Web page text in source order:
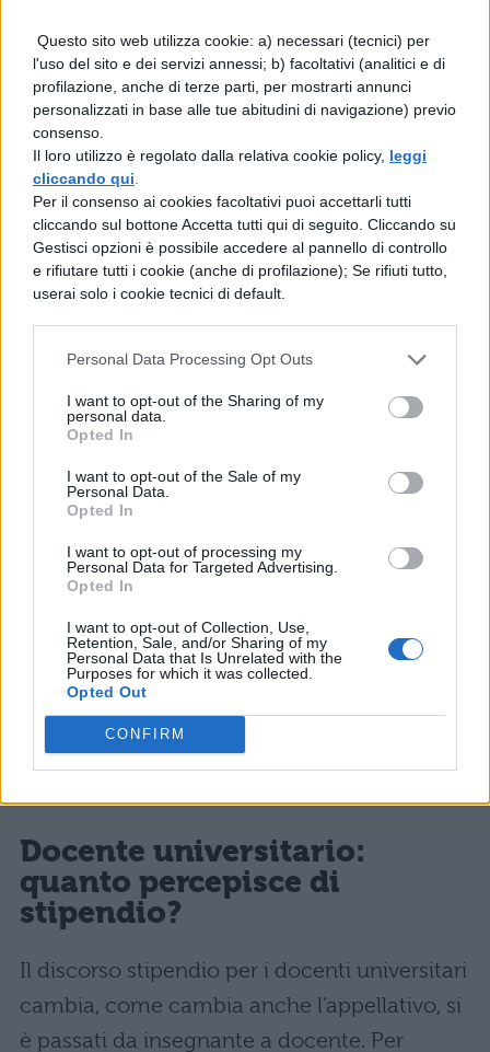
Questo sito web utilizza cookie: a) necessari (tecnici) per
l'uso del sito e dei servizi annessi; b) facoltativi (analitici e di
profilazione, anche di terze parti, per mostrarti annunci
personalizzati in base alle tue abitudini di navigazione) previo
consenso.
Il loro utilizzo è regolato dalla relativa cookie policy, leggi
cliccando qui
Per il consenso ai cookies facoltativi puoi accettarli tutti
cliccando sul bottone Accetta tutti qui di seguito. Cliccando su
Gestisci opzioni è possibile accedere al pannello di controllo
e rifiutare tutti i cookie (anche di profilazione); Se rifiuti tutto,
userai solo i cookie tecnici di default.
Personal Data Processing Opt Outs
I want to opt-out of the Sharing of my
personal data.
Opted In
I want to opt-out of the Sale of my
Personal Data.
Opted In
I want to opt-out of processing my
Personal Data for Targeted Advertising.
Opted In
I want to opt-out of Collection, Use,
Retention, Sale, and/or Sharing of my
Personal Data that Is Unrelated with the
Purposes for which it was collected.
Opted Out
CONFIRM
Vediamo ora, a quanto ammonta lo
stipendio di un insegnante delle scuole
superiori.
Insegnante della scuola
superiore: a quanto
ammonta lo stipendio
I ragazzi delle scuole superiori vanno
condotti verso gli esami di maturità, vanno
seguiti con molta attenzione perché vanno
accompagnati in questi 5 anni di crescita
che li condurrà, appunto, alla maturità:
Stipendio annuo e lordo, da appena
assunto:20.973 euro
Stipendio annuo e lordo, dai 9 ai 14 anni
Stipendio annuo e lordo, oltre i 35 anni
di servizio:32.912
Per finire, vediamo qual è lo stipendio di un
Docente universitario:
quanto percepisce di
stipendio?
Il discorso stipendio per i docenti universitari
cambia, come cambia anche l’appellativo, si
è passati da insegnante a docente. Per